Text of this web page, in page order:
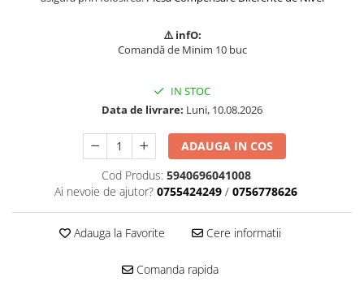
Profile Gips Carton
Plăci Gips Carton
Adezivi Parchet și Lemn
⚠️ infO:
Comandă de Minim 10 buc
IN STOC
Data de livrare: Luni, 10.08.2026
ADAUGA IN COS
Cod Produs: 5940696041008
Ai nevoie de ajutor? 0755424249 / 0756778626
Adauga la Favorite Cere informatii
Comanda rapida